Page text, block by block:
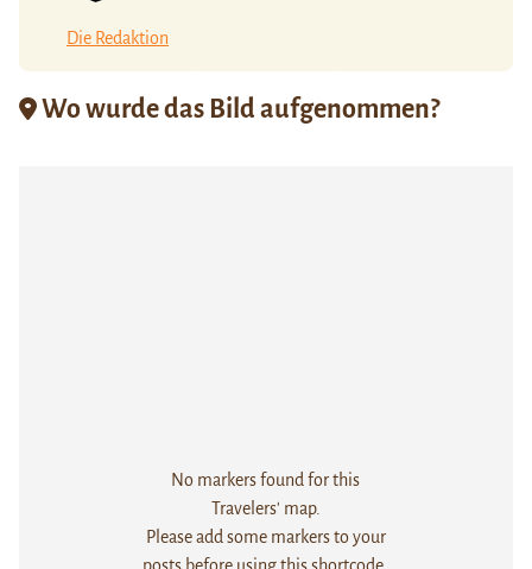
Die Redaktion
Wo wurde das Bild aufgenommen?
No markers found for this
Travelers' map.
Please add some markers to your
posts before using this shortcode.